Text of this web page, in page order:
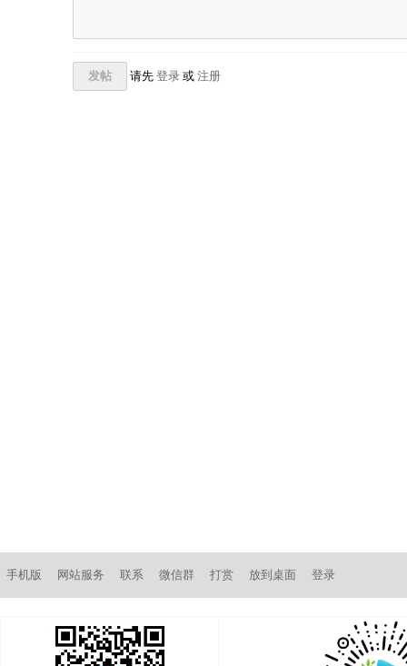
发帖 请先 登录 或 注册
手机版 网站服务 联系 微信群 打赏 放到桌面 登录